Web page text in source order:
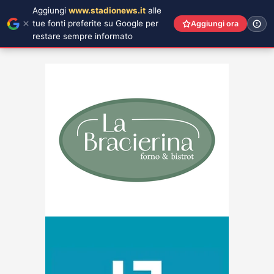
Aggiungi www.stadionews.it alle
tue fonti preferite su Google per
restare sempre informato
Aggiungi ora